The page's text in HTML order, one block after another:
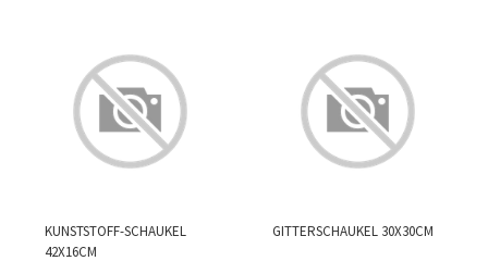
KUNSTSTOFF-SCHAUKEL
42X16CM
GITTERSCHAUKEL 30X30CM